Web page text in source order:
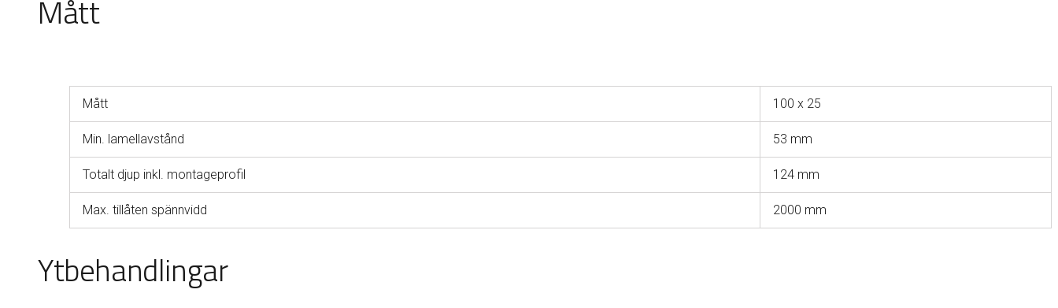
Mått
Mått 100 x 25
Min. lamellavstånd 53 mm
Totalt djup inkl. montageprofil 124 mm
Max. tillåten spännvidd 2000 mm
Ytbehandlingar